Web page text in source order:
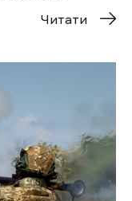
Читати